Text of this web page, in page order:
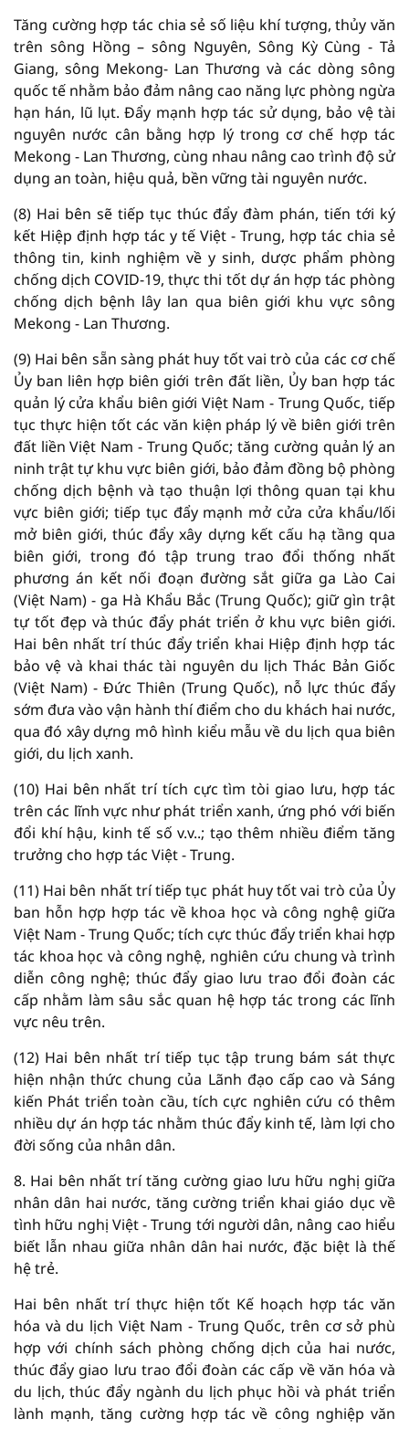
Tăng cường hợp tác chia sẻ số liệu khí tượng, thủy văn
trên sông Hồng – sông Nguyên, Sông Kỳ Cùng - Tả
Giang, sông Mekong- Lan Thương và các dòng sông
quốc tế nhằm bảo đảm nâng cao năng lực phòng ngừa
hạn hán, lũ lụt. Đẩy mạnh hợp tác sử dụng, bảo vệ tài
nguyên nước cân bằng hợp lý trong cơ chế hợp tác
Mekong - Lan Thương, cùng nhau nâng cao trình độ sử
dụng an toàn, hiệu quả, bền vững tài nguyên nước.
(8) Hai bên sẽ tiếp tục thúc đẩy đàm phán, tiến tới ký
kết Hiệp định hợp tác y tế Việt - Trung, hợp tác chia sẻ
thông tin, kinh nghiệm về y sinh, dược phẩm phòng
chống dịch COVID-19, thực thi tốt dự án hợp tác phòng
chống dịch bệnh lây lan qua biên giới khu vực sông
Mekong - Lan Thương.
(9) Hai bên sẵn sàng phát huy tốt vai trò của các cơ chế
Ủy ban liên hợp biên giới trên đất liền, Ủy ban hợp tác
quản lý cửa khẩu biên giới Việt Nam - Trung Quốc, tiếp
tục thực hiện tốt các văn kiện pháp lý về biên giới trên
đất liền Việt Nam - Trung Quốc; tăng cường quản lý an
ninh trật tự khu vực biên giới, bảo đảm đồng bộ phòng
chống dịch bệnh và tạo thuận lợi thông quan tại khu
vực biên giới; tiếp tục đẩy mạnh mở cửa cửa khẩu/lối
mở biên giới, thúc đẩy xây dựng kết cấu hạ tầng qua
biên giới, trong đó tập trung trao đổi thống nhất
phương án kết nối đoạn đường sắt giữa ga Lào Cai
(Việt Nam) - ga Hà Khẩu Bắc (Trung Quốc); giữ gìn trật
tự tốt đẹp và thúc đẩy phát triển ở khu vực biên giới.
Hai bên nhất trí thúc đẩy triển khai Hiệp định hợp tác
bảo vệ và khai thác tài nguyên du lịch Thác Bản Giốc
(Việt Nam) - Đức Thiên (Trung Quốc), nỗ lực thúc đẩy
sớm đưa vào vận hành thí điểm cho du khách hai nước,
qua đó xây dựng mô hình kiểu mẫu về du lịch qua biên
giới, du lịch xanh.
(10) Hai bên nhất trí tích cực tìm tòi giao lưu, hợp tác
trên các lĩnh vực như phát triển xanh, ứng phó với biến
đổi khí hậu, kinh tế số v.v..; tạo thêm nhiều điểm tăng
trưởng cho hợp tác Việt - Trung.
(11) Hai bên nhất trí tiếp tục phát huy tốt vai trò của Ủy
ban hỗn hợp hợp tác về khoa học và công nghệ giữa
Việt Nam - Trung Quốc; tích cực thúc đẩy triển khai hợp
tác khoa học và công nghệ, nghiên cứu chung và trình
diễn công nghệ; thúc đẩy giao lưu trao đổi đoàn các
cấp nhằm làm sâu sắc quan hệ hợp tác trong các lĩnh
vực nêu trên.
(12) Hai bên nhất trí tiếp tục tập trung bám sát thực
hiện nhận thức chung của Lãnh đạo cấp cao và Sáng
kiến Phát triển toàn cầu, tích cực nghiên cứu có thêm
nhiều dự án hợp tác nhằm thúc đẩy kinh tế, làm lợi cho
đời sống của nhân dân.
8. Hai bên nhất trí tăng cường giao lưu hữu nghị giữa
nhân dân hai nước, tăng cường triển khai giáo dục về
tình hữu nghị Việt - Trung tới người dân, nâng cao hiểu
biết lẫn nhau giữa nhân dân hai nước, đặc biệt là thế
hệ trẻ.
Hai bên nhất trí thực hiện tốt Kế hoạch hợp tác văn
hóa và du lịch Việt Nam - Trung Quốc, trên cơ sở phù
hợp với chính sách phòng chống dịch của hai nước,
thúc đẩy giao lưu trao đổi đoàn các cấp về văn hóa và
du lịch, thúc đẩy ngành du lịch phục hồi và phát triển
lành mạnh, tăng cường hợp tác về công nghiệp văn